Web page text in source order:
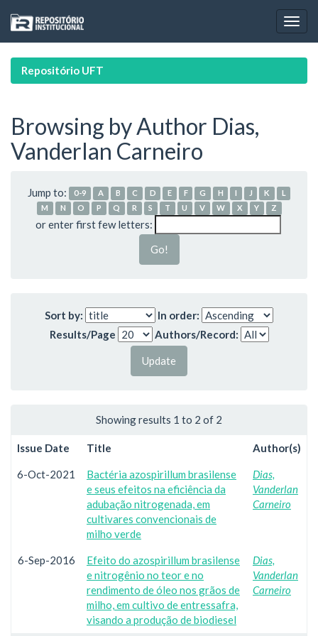
navigation
Repositório UFT
Browsing by Author Dias,
Vanderlan Carneiro
Jump to: 0-9 A B C D E F G H I J K
L
M
N O P Q R S T U V W X Y Z
or enter first few letters:
Sort by:
In order:
Results/Page
Authors/Record:
Showing results 1 to 2 of 2
Issue Date Title Author(s)
6-Oct-2021
Bactéria azospirillum brasilense
e seus efeitos na eficiência da
adubação nitrogenada, em
cultivares convencionais de
milho verde
Dias,
Vanderlan
Carneiro
6-Sep-2016
Efeito do azospirillum brasilense
e nitrogênio no teor e no
rendimento de óleo nos grãos de
milho, em cultivo de entressafra,
visando a produção de biodiesel
Dias,
Vanderlan
Carneiro